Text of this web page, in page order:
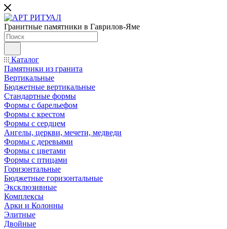
Гранитные памятники в Гаврилов-Яме
Каталог
Памятники из гранита
Вертикальные
Бюджетные вертикальные
Стандартные формы
Формы с барельефом
Формы с крестом
Формы с сердцем
Ангелы, церкви, мечети, медведи
Формы с деревьями
Формы с цветами
Формы с птицами
Горизонтальные
Бюджетные горизонтальные
Эксклюзивные
Комплексы
Арки и Колонны
Элитные
Двойные